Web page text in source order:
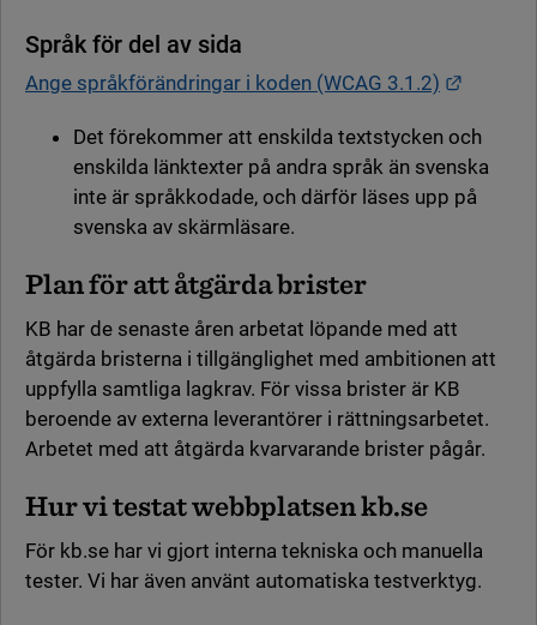
Språk för del av sida
Ange språkförändringar i koden (WCAG 3.1.2)
Det förekommer att enskilda textstycken och
enskilda länktexter på andra språk än svenska
inte är språkkodade, och därför läses upp på
svenska av skärmläsare.
Plan för att åtgärda brister
KB har de senaste åren arbetat löpande med att
åtgärda bristerna i tillgänglighet med ambitionen att
uppfylla samtliga lagkrav. För vissa brister är KB
beroende av externa leverantörer i rättningsarbetet.
Arbetet med att åtgärda kvarvarande brister pågår.
Hur vi testat webbplatsen kb.se
För kb.se har vi gjort interna tekniska och manuella
tester. Vi har även använt automatiska testverktyg.